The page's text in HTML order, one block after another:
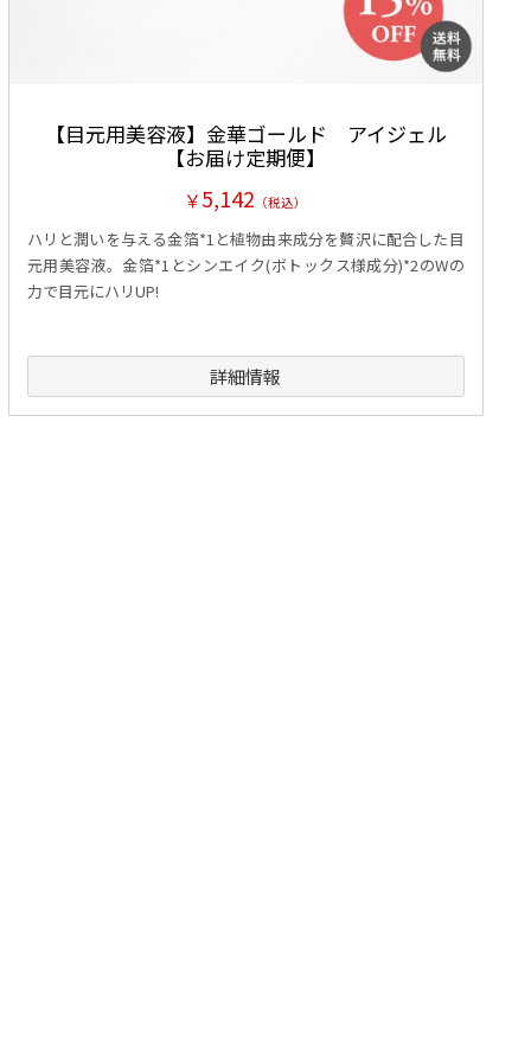
【目元用美容液】金華ゴールド アイジェル
【お届け定期便】
￥5,142 （税込）
ハリと潤いを与える金箔*1と植物由来成分を贅沢に配合した目
元用美容液。金箔*1とシンエイク(ボトックス様成分)*2のWの
力で目元にハリUP!
詳細情報